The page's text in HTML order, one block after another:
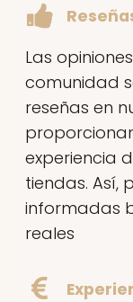
Las
comunidad
reseñas en
experiencia
tiendas. Así,
informadas
reales